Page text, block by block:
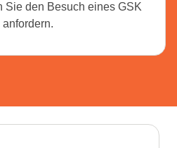
Sie den Besuch eines GSK
anfordern.